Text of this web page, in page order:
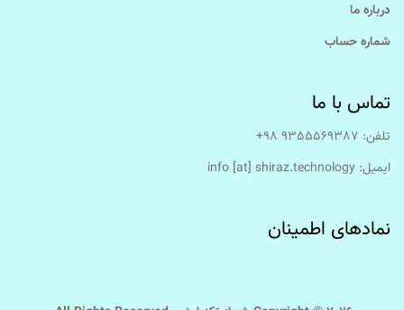
درباره ما
شماره حساب
تماس با ما
تلفن: 9355569387 98+
ایمیل:‌ info [at] shiraz.technology
نمادهای اطمینان